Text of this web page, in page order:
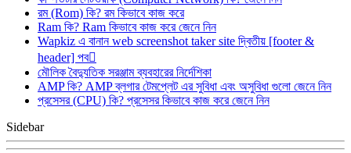
রম (Rom) কি? রম কিভাবে কাজ করে
Ram কি? Ram কিভাবে কাজ করে জেনে নিন
Wapkiz এ বানান web screenshot taker site দ্বিতীয় [footer &
header] পব
মৌলিক বৈদ্যুতিক সরঞ্জাম ব্যবহারের নির্দেশিকা
AMP কি? AMP ব্লগার টেমপ্লেট এর সুবিধা এবং অসুবিধা গুলো জেনে নিন
প্রসেসর (CPU) কি? প্রসেসর কিভাবে কাজ করে জেনে নিন
Sidebar